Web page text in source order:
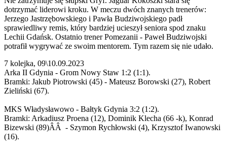
dotrzymać liderowi kroku. W meczu dwóch znanych trenerów:
Jerzego Jastrzębowskiego i Pawła Budziwojskiego padł
sprawiedliwy remis, który bardziej ucieszył seniora spod znaku
Lechii Gdańsk. Ostatnio trener Pomezanii - Paweł Budziwojski
potrafił wygrywać ze swoim mentorem. Tym razem się nie udało.
7 kolejka, 09\10.09.2023
Arka II Gdynia - Grom Nowy Staw 1:2 (1:1).
Bramki: Jakub Piotrowski (45) - Mateusz Borowski (27), Robert
Zieliński (67).
MKS Władysławowo - Bałtyk Gdynia 3:2 (1:2).
Bramki: Arkadiusz Proena (12), Dominik Klecha (66 -k), Konrad
Bizewski (89)ÂÂ - Szymon Rychłowski (4), Krzysztof Iwanowski
(16).